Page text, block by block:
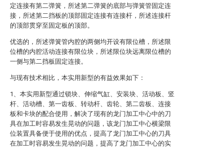
定连接有第二弹簧，所述第二弹簧的底部与弹簧管固定连
接，所述第二挡板的顶部固定连接有连接杆，所述连接杆
的顶部贯穿至固定板的顶部。
优选的，所述弹簧管内腔的两侧均开设有限位槽，所述限
位槽的内腔活动连接有限位块，所述限位块远离限位槽的
一侧与第二挡板固定连接。
与现有技术相比，本实用新型的有益效果如下：
1、本实用新型通过锁块、伸缩气缸、安装块、活动板、竖
杆、活动槽、第一齿板、转动杆、齿轮、第二齿板、连接
板和卡块的配合使用，解决了现有的龙门加工中心中的刀
具在加工时容易发生晃动的问题，该龙门加工中心横梁限
位装置具备便于使用的优点，提高了龙门加工中心的刀具
在加工时容易发生晃动的问题，提高了龙门加工中心的实